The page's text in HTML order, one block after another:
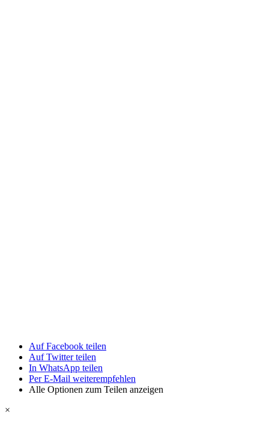
Auf Facebook teilen
Auf Twitter teilen
In WhatsApp teilen
Per E-Mail weiterempfehlen
Alle Optionen zum Teilen anzeigen
×